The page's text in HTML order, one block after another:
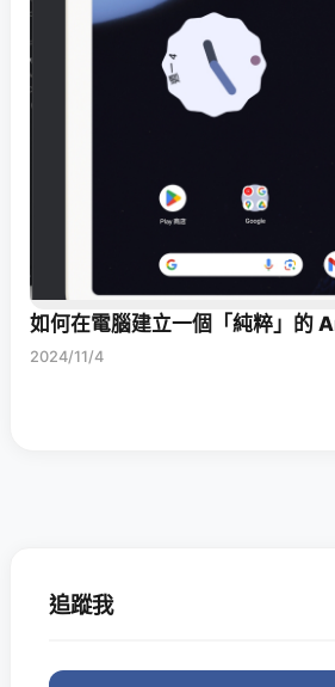
如何在電腦建立一個「純粹」的
2024/11/4
追蹤我